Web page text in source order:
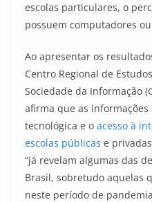
escolas particulares, o
possuem computadores ou
Ao apresentar os
Centro Regional de
Sociedade da Informação
afirma que as
tecnológica e o acesso à
escolas públicas e
“já revelam algumas das
Brasil, sobretudo aquelas
neste período de